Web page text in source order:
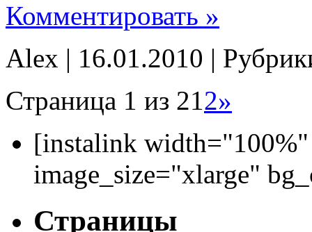
Комментировать »
Alex | 16.01.2010 |
Страница 1 из 212»
[instalink
image_size="xlarge"
Страницы